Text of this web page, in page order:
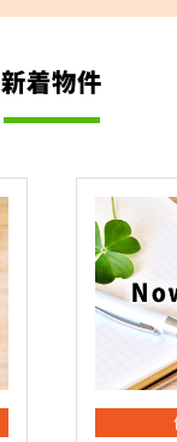
新着物件